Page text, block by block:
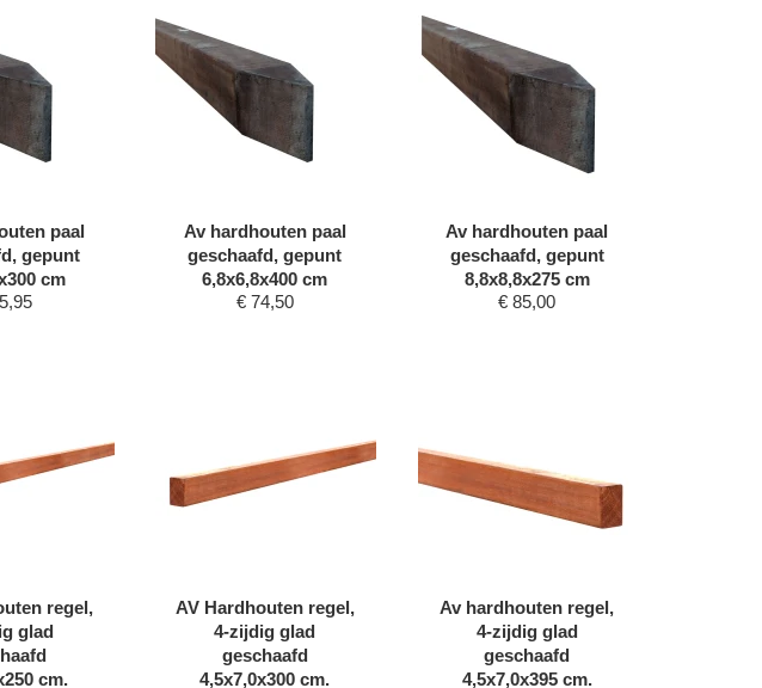
paal
gepunt
cm
Av hardhouten paal
geschaafd, gepunt
6,8x6,8x400 cm
€ 74,50
Av hardhouten paal
geschaafd, gepunt
8,8x8,8x275 cm
€ 85,00
regel,
glad
cm.
AV Hardhouten regel,
4-zijdig glad
geschaafd
4,5x7,0x300 cm.
Av hardhouten regel,
4-zijdig glad
geschaafd
4,5x7,0x395 cm.